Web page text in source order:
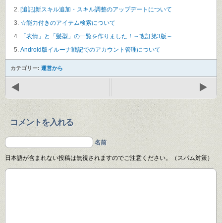
[追記]新スキル追加・スキル調整のアップデートについて
☆能力付きのアイテム検索について
「表情」と「髪型」の一覧を作りました！～改訂第3版～
Android版イルーナ戦記でのアカウント管理について
カテゴリー: 運営から
コメントを入れる
名前
日本語が含まれない投稿は無視されますのでご注意ください。（スパム対策）